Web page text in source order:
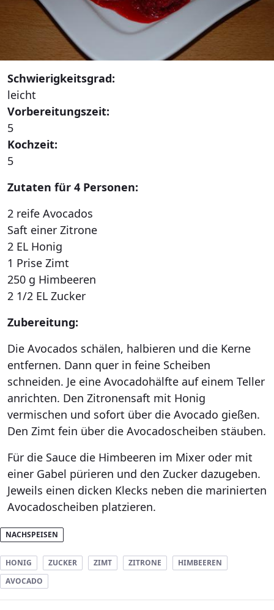
Schwierigkeitsgrad:
leicht
Vorbereitungszeit:
5
Kochzeit:
5
Zutaten für 4 Personen:
2 reife Avocados
Saft einer Zitrone
2 EL Honig
1 Prise Zimt
250 g Himbeeren
2 1/2 EL Zucker
Zubereitung:
Die Avocados schälen, halbieren und die Kerne
entfernen. Dann quer in feine Scheiben
schneiden. Je eine Avocadohälfte auf einem Teller
anrichten. Den Zitronensaft mit Honig
vermischen und sofort über die Avocado gießen.
Den Zimt fein über die Avocadoscheiben stäuben.
Für die Sauce die Himbeeren im Mixer oder mit
einer Gabel pürieren und den Zucker dazugeben.
Jeweils einen dicken Klecks neben die marinierten
Avocadoscheiben platzieren.
NACHSPEISEN
HONIG ZUCKER ZIMT ZITRONE
HIMBEEREN
AVOCADO